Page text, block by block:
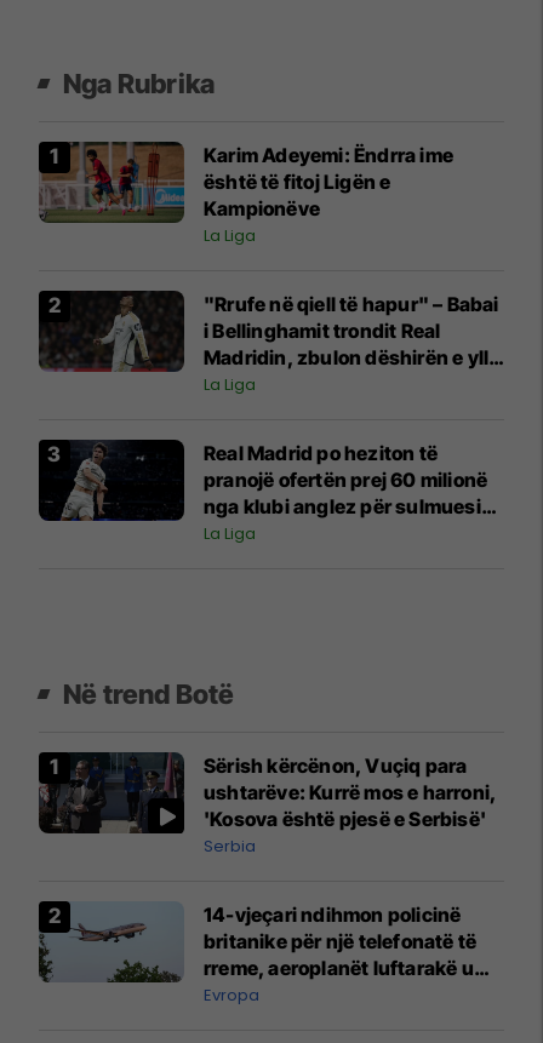
Nga Rubrika
Karim Adeyemi: Ëndrra ime
është të fitoj Ligën e
Kampionëve
La Liga
"Rrufe në qiell të hapur" – Babai
i Bellinghamit trondit Real
Madridin, zbulon dëshirën e yllit
anglez për largim
La Liga
Real Madrid po heziton të
pranojë ofertën prej 60 milionë
nga klubi anglez për sulmuesin
që nuk llogarit edhe aq shumë
La Liga
Në trend Botë
Sërish kërcënon, Vuçiq para
ushtarëve: Kurrë mos e harroni,
'Kosova është pjesë e Serbisë'
Serbia
14-vjeçari ndihmon policinë
britanike për një telefonatë të
rreme, aeroplanët luftarakë u
ngritën në ajër për të
Evropa